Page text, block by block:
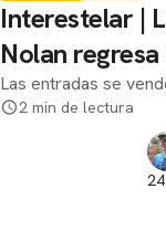
Interestelar |
Nolan
Las entradas se
2 min de lectura